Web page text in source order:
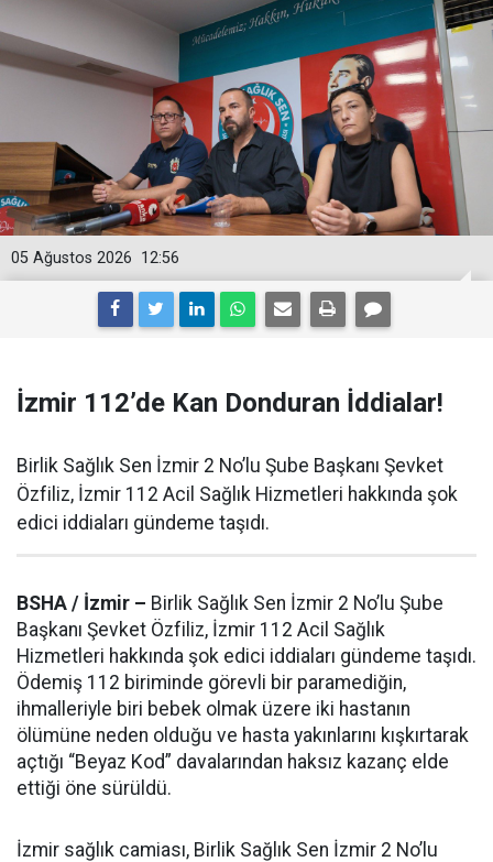
12:56
05 Ağustos 2026
İzmir 112’de Kan Donduran İddialar!
Birlik Sağlık Sen İzmir 2 No’lu Şube Başkanı Şevket
Özfiliz, İzmir 112 Acil Sağlık Hizmetleri hakkında şok
edici iddiaları gündeme taşıdı.
BSHA / İzmir – Birlik Sağlık Sen İzmir 2 No’lu Şube
Başkanı Şevket Özfiliz, İzmir 112 Acil Sağlık
Hizmetleri hakkında şok edici iddiaları gündeme taşıdı.
Ödemiş 112 biriminde görevli bir paramediğin,
ihmalleriyle biri bebek olmak üzere iki hastanın
ölümüne neden olduğu ve hasta yakınlarını kışkırtarak
açtığı “Beyaz Kod” davalarından haksız kazanç elde
ettiği öne sürüldü.
İzmir sağlık camiası, Birlik Sağlık Sen İzmir 2 No’lu